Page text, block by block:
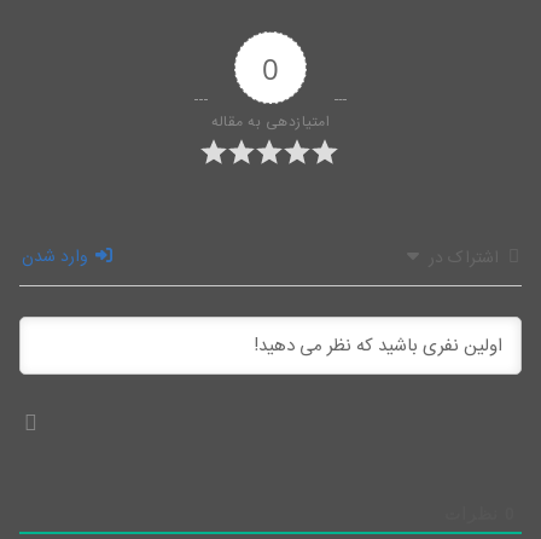
0
امتیازدهی به مقاله
اشتراک در وارد شدن